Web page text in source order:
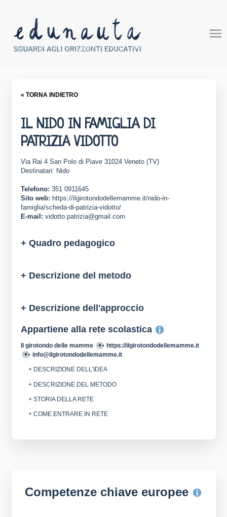
« TORNA INDIETRO
IL NIDO IN FAMIGLIA DI
PATRIZIA VIDOTTO
Via Rai 4 San Polo di Piave 31024 Veneto (TV)
Destinatari: Nido
Telefono: 351 0911645
Sito web: https://ilgirotondodellemamme.it/nido-in-
famiglia/scheda-di-patrizia-vidotto/
E-mail: vidotto.patrizia@gmail.com
+ Quadro pedagogico
+ Descrizione del metodo
+ Descrizione dell'approccio
Appartiene alla rete scolastica
Il girotondo delle mamme
https://ilgirotondodellemamme.it
info@ilgirotondodellemamme.it
+ DESCRIZIONE DELL'IDEA
+ DESCRIZIONE DEL METODO
+ STORIA DELLA RETE
+ COME ENTRARE IN RETE
Competenze chiave europee